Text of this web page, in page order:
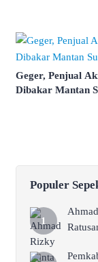
Geger, Penjual
Dibakar Mantan
Populer